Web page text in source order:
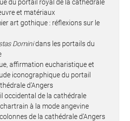
du portail royal de la cathédrale
et matériaux
art gothique : réflexions sur le
Dominidans les portails du
affirmation eucharistique et
iconographique du portail
d’Angers
occidental de la cathédrale
chartrain à la mode angevine
de la cathédrale d’Angers